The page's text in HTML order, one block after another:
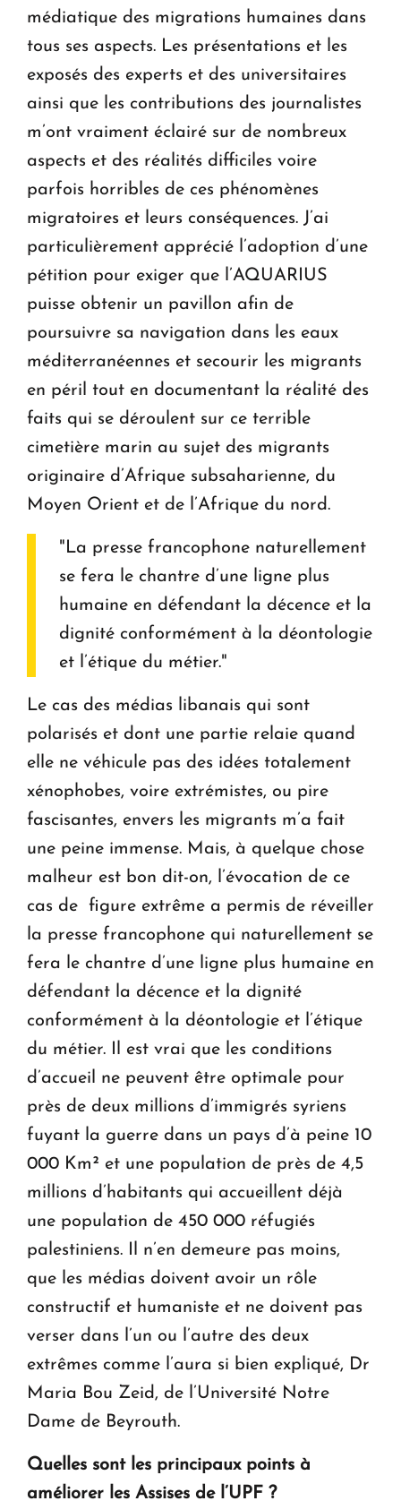
médiatique des migrations humaines dans
tous ses aspects. Les présentations et les
exposés des experts et des universitaires
ainsi que les contributions des journalistes
m’ont vraiment éclairé sur de nombreux
aspects et des réalités difficiles voire
parfois horribles de ces phénomènes
migratoires et leurs conséquences. J’ai
particulièrement apprécié l’adoption d’une
pétition pour exiger que l’AQUARIUS
puisse obtenir un pavillon afin de
poursuivre sa navigation dans les eaux
méditerranéennes et secourir les migrants
en péril tout en documentant la réalité des
faits qui se déroulent sur ce terrible
cimetière marin au sujet des migrants
originaire d’Afrique subsaharienne, du
Moyen Orient et de l’Afrique du nord.
"La presse francophone naturellement
se fera le chantre d’une ligne plus
humaine en défendant la décence et la
dignité conformément à la déontologie
et l’étique du métier."
Le cas des médias libanais qui sont
polarisés et dont une partie relaie quand
elle ne véhicule pas des idées totalement
xénophobes, voire extrémistes, ou pire
fascisantes, envers les migrants m’a fait
une peine immense. Mais, à quelque chose
malheur est bon dit-on, l’évocation de ce
cas de figure extrême a permis de réveiller
la presse francophone qui naturellement se
fera le chantre d’une ligne plus humaine en
défendant la décence et la dignité
conformément à la déontologie et l’étique
du métier. Il est vrai que les conditions
d’accueil ne peuvent être optimale pour
près de deux millions d’immigrés syriens
fuyant la guerre dans un pays d’à peine 10
000 Km² et une population de près de 4,5
millions d’habitants qui accueillent déjà
une population de 450 000 réfugiés
palestiniens. Il n’en demeure pas moins,
que les médias doivent avoir un rôle
constructif et humaniste et ne doivent pas
verser dans l’un ou l’autre des deux
extrêmes comme l’aura si bien expliqué, Dr
Maria Bou Zeid, de l’Université Notre
Dame de Beyrouth.
Quelles sont les principaux points à
améliorer les Assises de l’UPF ?